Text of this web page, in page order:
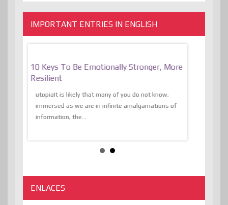
IMPORTANT ENTRIES IN ENGLISH
10 Keys To Be Emotionally Stronger, More
Resilient
utopiaIt is likely that many of you do not know,
immersed as we are in infinite amalgamations of
information, the...
ENLACES